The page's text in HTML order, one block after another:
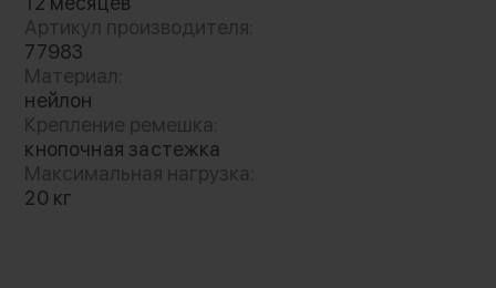
Артикул производителя:
77983
Материал:
нейлон
Крепление ремешка:
кнопочная застежка
Максимальная нагрузка:
20 кг